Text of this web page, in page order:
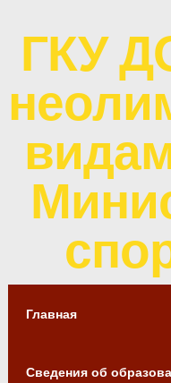
ГКУ
Главная
Сведения об